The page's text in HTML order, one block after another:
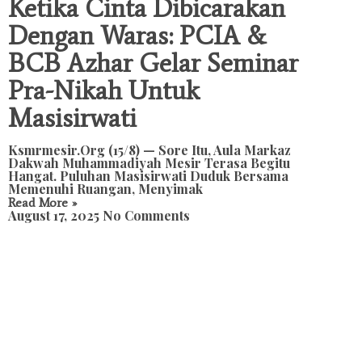
Ketika Cinta Dibicarakan
Dengan Waras: PCIA &
BCB Azhar Gelar Seminar
Pra-Nikah Untuk
Masisirwati
Ksmrmesir.org (15/8) — Sore Itu, Aula Markaz
Dakwah Muhammadiyah Mesir Terasa Begitu
Hangat. Puluhan Masisirwati Duduk Bersama
Memenuhi Ruangan, Menyimak
Read More »
August 17, 2025 No Comments